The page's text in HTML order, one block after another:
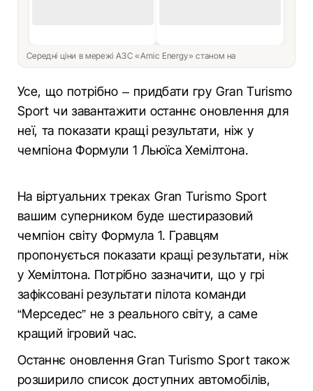
Середні ціни в мережі АЗС «Amic Energy» станом на
Усе, що потрібно – придбати гру Gran Turismo
Sport чи завантажити останнє оновлення для
неї, та показати кращі результати, ніж у
чемпіона Формули 1 Льюїса Хемілтона.
На віртуальних треках Gran Turismo Sport
вашим суперником буде шестиразовий
чемпіон світу Формула 1. Гравцям
пропонується показати кращі результати, ніж
у Хемілтона. Потрібно зазначити, що у грі
зафіксовані результати пілота команди
“Мерседес” не з реального світу, а саме
кращий ігровий час.
Останнє оновлення Gran Turismo Sport також
розширило список доступних автомобілів,